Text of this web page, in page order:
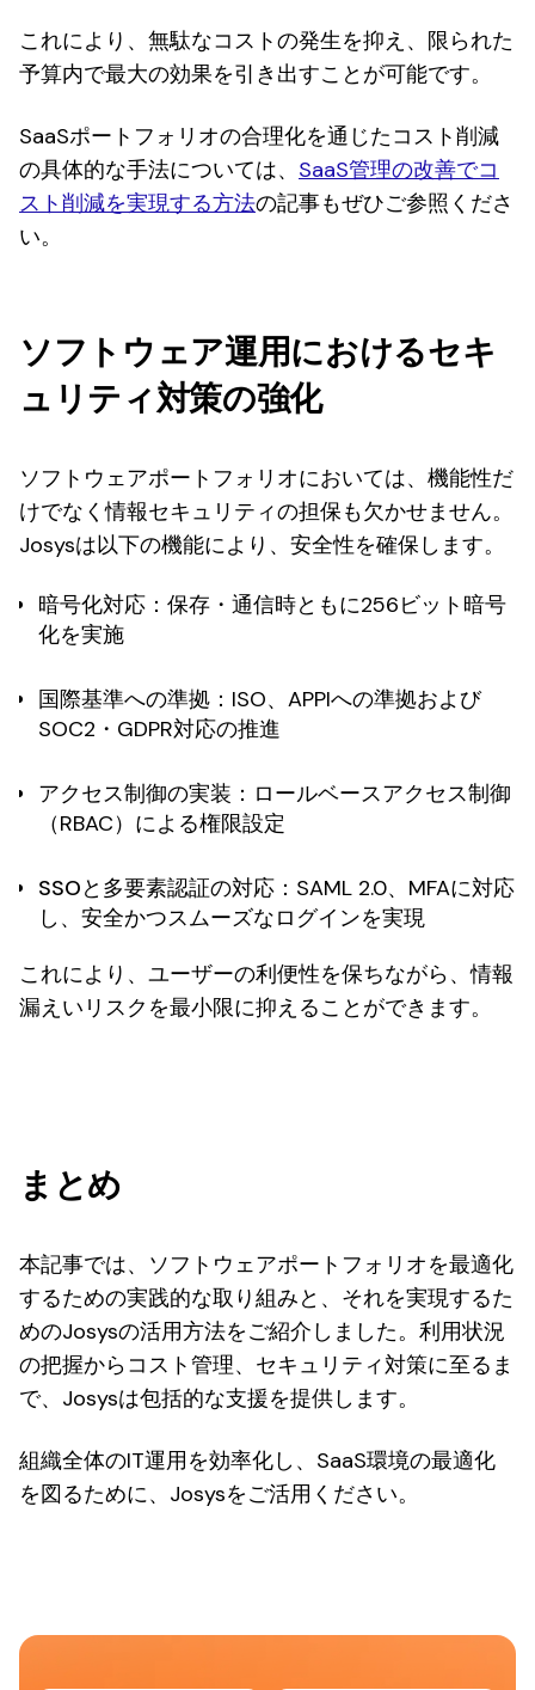
これにより、無駄なコストの発生を抑え、限られた
予算内で最大の効果を引き出すことが可能です。
SaaSポートフォリオの合理化を通じたコスト削減
の具体的な手法については、 SaaS管理の改善でコ
スト削減を実現する方法の記事もぜひご参照くださ
い。
ソフトウェア運用におけるセキ
ュリティ対策の強化
ソフトウェアポートフォリオにおいては、機能性だ
けでなく情報セキュリティの担保も欠かせません。
Josysは以下の機能により、安全性を確保します。
暗号化対応 ：保存・通信時ともに256ビット暗号
化を実施
国際基準への準拠 ：ISO、APPIへの準拠および
SOC2・GDPR対応の推進
アクセス制御の実装 ：ロールベースアクセス制御
（RBAC）による権限設定
SSOと多要素認証の対応 ：SAML 2.0、MFAに対応
し、安全かつスムーズなログインを実現
これにより、ユーザーの利便性を保ちながら、情報
漏えいリスクを最小限に抑えることができます。
まとめ
本記事では、ソフトウェアポートフォリオを最適化
するための実践的な取り組みと、それを実現するた
めのJosysの活用方法をご紹介しました。利用状況
の把握からコスト管理、セキュリティ対策に至るま
で、Josysは包括的な支援を提供します。
組織全体のIT運用を効率化し、SaaS環境の最適化
を図るために、Josysをご活用ください。